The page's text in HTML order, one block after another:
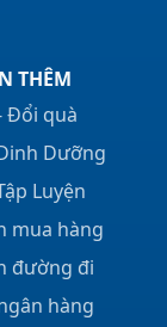
THÊM
Đổi quà
Dưỡng
Luyện
mua hàng
đường đi
hàng